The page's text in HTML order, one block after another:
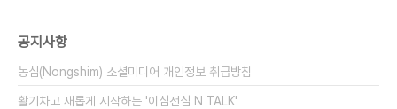
공지사항
농심(Nongshim) 소셜미디어 개인정보 취급방침
활기차고 새롭게 시작하는 '이심전심 N TALK'